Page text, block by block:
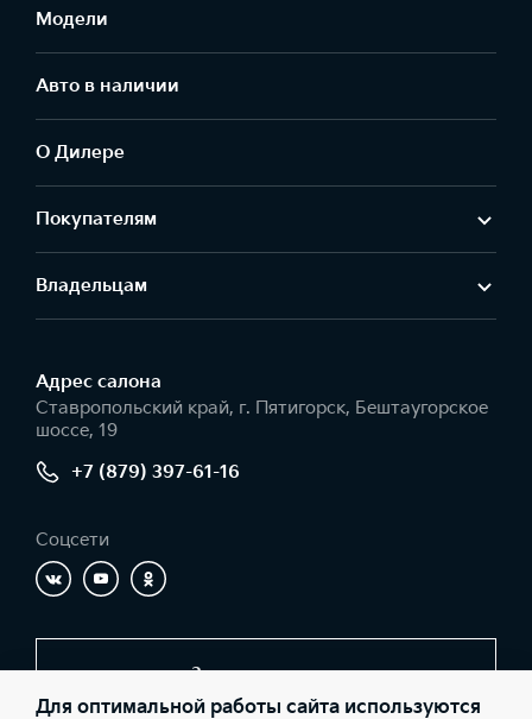
Модели
Авто в наличии
О Дилере
Покупателям
Владельцам
Адрес салонa
Ставропольский край, г. Пятигорск, Бештаугорское
шоссе, 19
+7 (879) 397-61-16
Соцсети
Заказать звонок
Для оптимальной работы сайта используются